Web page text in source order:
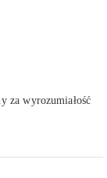
za wyrozumiałość